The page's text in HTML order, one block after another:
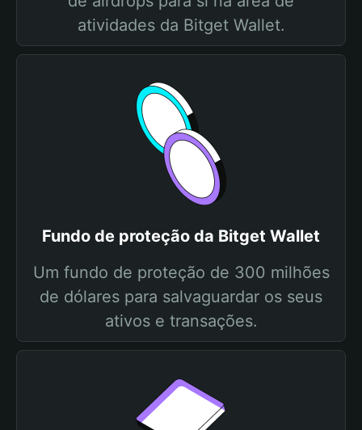
atividades da Bitget Wallet.
Fundo de proteção da Bitget Wallet
Um fundo de proteção de 300 milhões
de dólares para salvaguardar os seus
ativos e transações.